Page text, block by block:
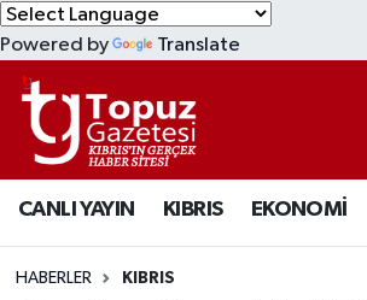
Powered by Translate
CANLI YAYIN KIBRIS EKONOMİ
HABERLER KIBRIS
KIBRIS
DÜNYA
EKONOMİ
MAGAZİN
Lefkoşa Nöbetçi Eczaneler
Lefkoşa Hava Durumu
Lefkoşa Trafik Yoğunluk
Süper Lig Puan Durumu ve